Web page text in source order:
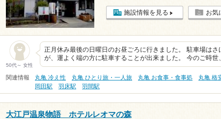
施設情報を見る お気
50代～ 女性
正月休み最後の日曜日のお昼ごろに行きました。 駐車場は
が、運よく端の方に駐車することが出来ました。 今のご時世
関連情報 丸亀 冷え性 丸亀 ひとり旅・一人旅 丸亀 お食事・食事処 丸亀 格
岡田駅
羽床駅 羽間駅
大江戸温泉物語 ホテルレオマの森